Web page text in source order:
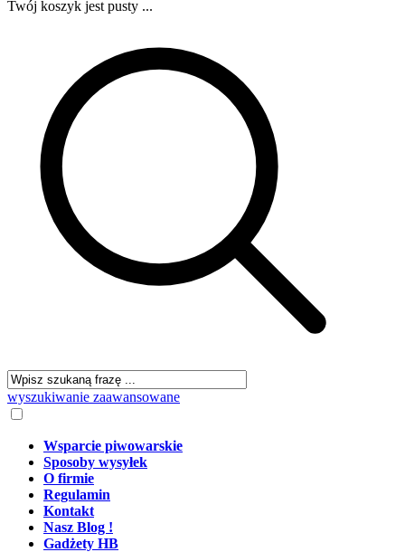
Twój koszyk jest pusty ...
wyszukiwanie zaawansowane
Wsparcie piwowarskie
Sposoby wysyłek
O firmie
Regulamin
Kontakt
Nasz Blog !
Gadżety HB